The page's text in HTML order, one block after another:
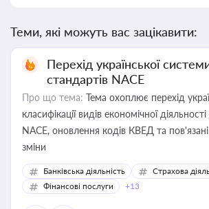
Теми, які можуть вас зацікавити:
Перехід української
стандартів NACE
Про що тема: Тема охоплює перехід
класифікації видів економічної
NACE, оновлення кодів КВЕД та
зміни
Банківська діяльність
Страхова
Фінансові послуги
+13